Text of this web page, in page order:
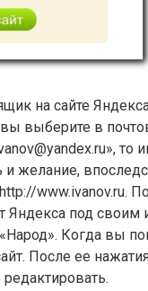
на сайте
выберите в
то
и желание,
www.ivanov.ru.
Яндекса под
Когда вы
После ее